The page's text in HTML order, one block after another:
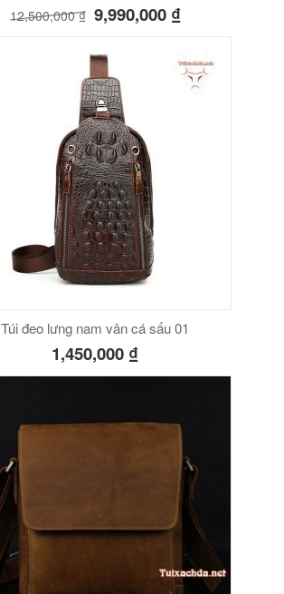
12,500,000₫ 9,990,000 ₫
Túi đeo lưng nam vân cá sấu 01
1,450,000 ₫